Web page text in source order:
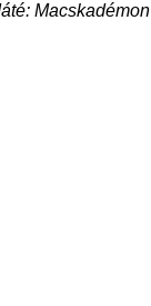
Macskadémon